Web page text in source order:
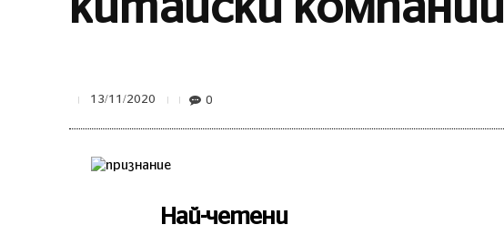
китайски компании
13/11/2020 0
Най-четени